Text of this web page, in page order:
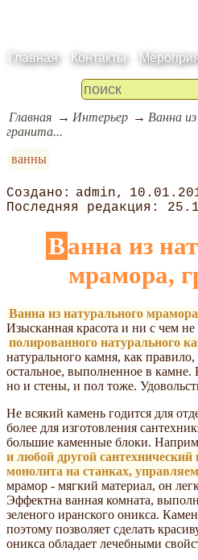
Главная Контакты
Главная Интерьер
Ванна
гранита...
ванны
admin
Ванна из натурального
мрамора,
Ванна из натурального
Изысканная красота и ни с чем
полированного натурального
натурального камня, как правило,
остальное, выполненное в камне.
но и стены, и пол тоже.
Не всякий камень годится для
более для изготовления
большие каменные блоки.
и любой другой
монолита на станках,
мрамор - мягкий материал, он
Эффектна ванная комната,
зеленого иранского оникса.
поэтому позволяет сделать
оникса обладает лечебными